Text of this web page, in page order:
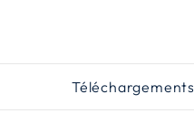
Téléchargements